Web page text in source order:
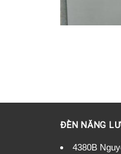
ĐÈN NĂNG
4380B